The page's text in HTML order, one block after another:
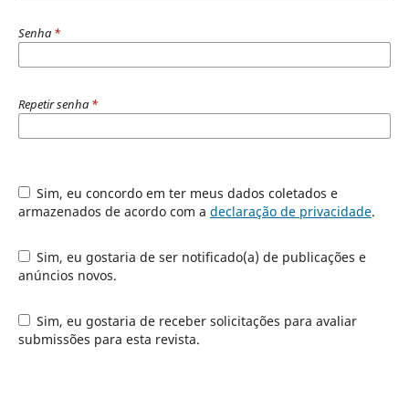
Senha *
Repetir senha *
Sim, eu concordo em ter meus dados coletados e
armazenados de acordo com a declaração de privacidade.
Sim, eu gostaria de ser notificado(a) de publicações e
anúncios novos.
Sim, eu gostaria de receber solicitações para avaliar
submissões para esta revista.